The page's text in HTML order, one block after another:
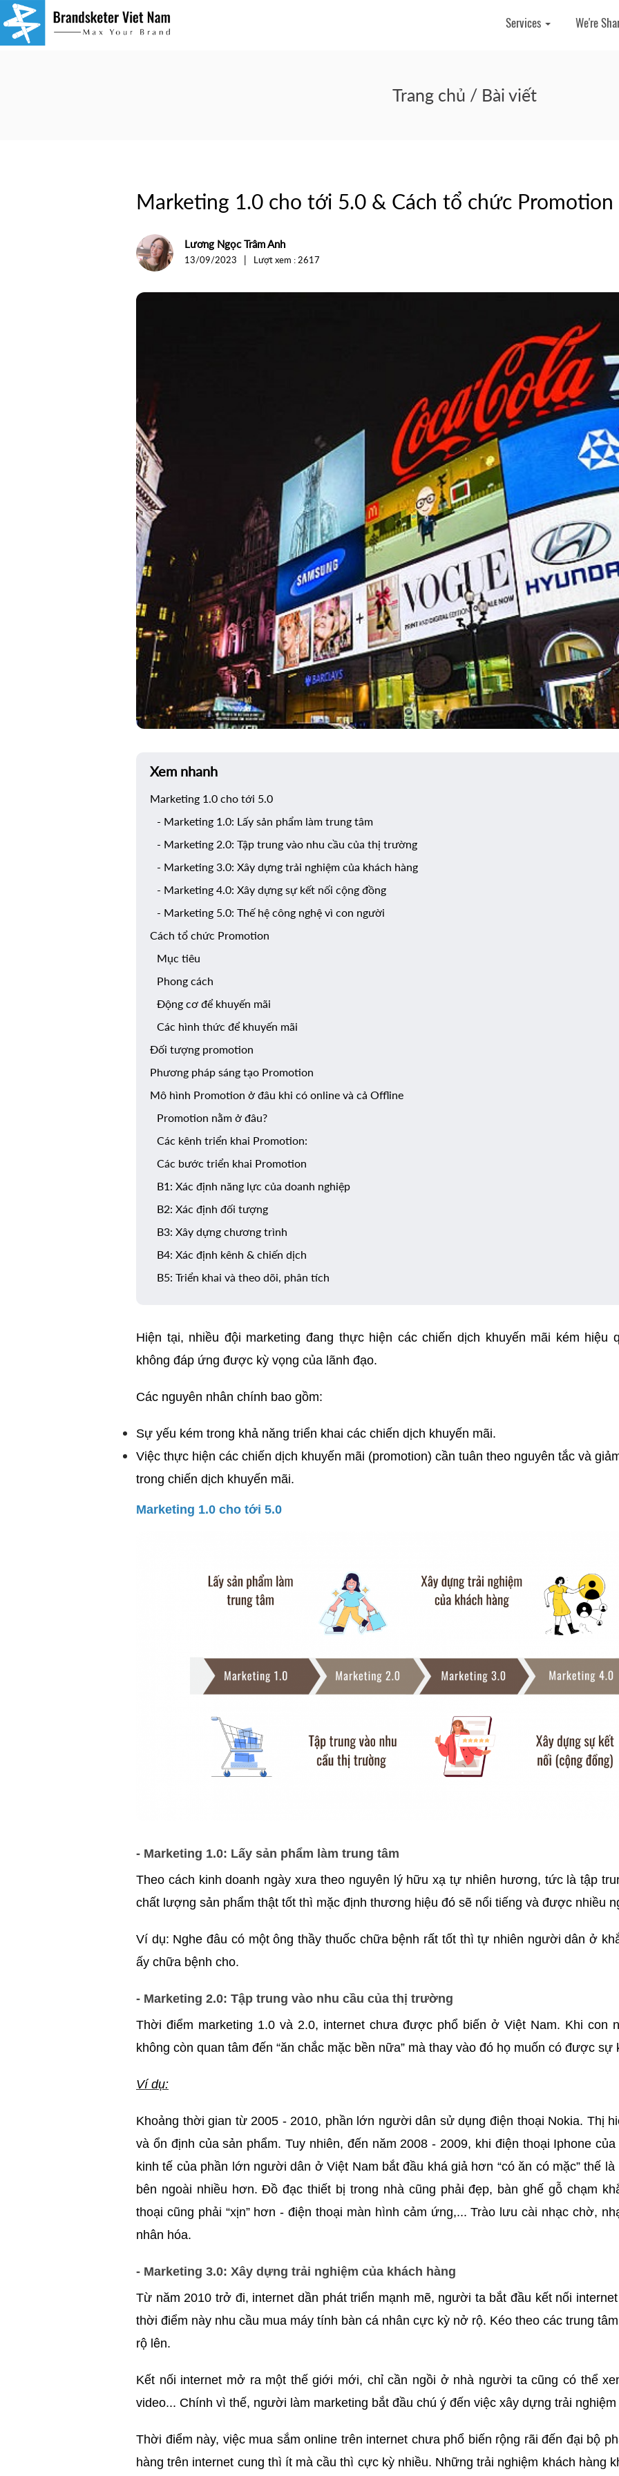
Services We're
Trang chủ / Bài viết
Marketing 1.0 cho tới 5.0 & Cách tổ chức Promotion
Lương Ngọc Trâm Anh
13/09/2023 | Lượt xem : 2617
Xem nhanh
Marketing 1.0 cho tới 5.0
- Marketing 1.0: Lấy sản phẩm làm trung tâm
- Marketing 2.0: Tập trung vào nhu cầu của thị trường
- Marketing 3.0: Xây dựng trải nghiệm của khách hàng
- Marketing 4.0: Xây dựng sự kết nối cộng đồng
- Marketing 5.0: Thế hệ công nghệ vì con người
Cách tổ chức Promotion
Mục tiêu
Phong cách
Động cơ để khuyến mãi
Các hình thức để khuyến mãi
Đối tượng promotion
Phương pháp sáng tạo Promotion
Mô hình Promotion ở đâu khi có online và cả Offline
Promotion nằm ở đâu?
Các kênh triển khai Promotion:
Các bước triển khai Promotion
B1: Xác định năng lực của doanh nghiệp
B2: Xác định đối tượng
B3: Xây dựng chương trình
B4: Xác định kênh & chiến dịch
B5: Triển khai và theo dõi, phân tích
Hiện tại, nhiều đội marketing đang thực hiện các chiến dịch khuyến mãi kém hiệu
không đáp ứng được kỳ vọng của lãnh đạo.
Các nguyên nhân chính bao gồm:
Sự yếu kém trong khả năng triển khai các chiến dịch khuyến mãi.
Việc thực hiện các chiến dịch khuyến mãi (promotion) cần tuân theo nguyên tắc và
trong chiến dịch khuyến mãi.
Marketing 1.0 cho tới 5.0
- Marketing 1.0: Lấy sản phẩm làm trung tâm
Theo cách kinh doanh ngày xưa theo nguyên lý hữu xạ tự nhiên hương, tức là tập
chất lượng sản phẩm thật tốt thì mặc định thương hiệu đó sẽ nổi tiếng và được nhiều
Ví dụ: Nghe đâu có một ông thầy thuốc chữa bệnh rất tốt thì tự nhiên người dân ở
ấy chữa bệnh cho.
- Marketing 2.0: Tập trung vào nhu cầu của thị trường
Thời điểm marketing 1.0 và 2.0, internet chưa được phổ biến ở Việt Nam. Khi con
không còn quan tâm đến “ăn chắc mặc bền nữa” mà thay vào đó họ muốn có được
Ví dụ:
Khoảng thời gian từ 2005 - 2010, phần lớn người dân sử dụng điện thoại Nokia. Thị
và ổn định của sản phẩm. Tuy nhiên, đến năm 2008 - 2009, khi điện thoại Iphone
kinh tế của phần lớn người dân ở Việt Nam bắt đầu khá giả hơn “có ăn có mặc” thế
bên ngoài nhiều hơn. Đồ đạc thiết bị trong nhà cũng phải đẹp, bàn ghế gỗ chạm
thoại cũng phải “xịn” hơn - điện thoại màn hình cảm ứng,... Trào lưu cài nhạc chờ,
nhân hóa.
- Marketing 3.0: Xây dựng trải nghiệm của khách hàng
Từ năm 2010 trở đi, internet dần phát triển mạnh mẽ, người ta bắt đầu kết nối
thời điểm này nhu cầu mua máy tính bàn cá nhân cực kỳ nở rộ. Kéo theo các trung
rộ lên.
Kết nối internet mở ra một thế giới mới, chỉ cần ngồi ở nhà người ta cũng có thể
video... Chính vì thế, người làm marketing bắt đầu chú ý đến việc xây dựng trải
Thời điểm này, việc mua sắm online trên internet chưa phổ biến rộng rãi đến đại bộ
hàng trên internet cung thì ít mà cầu thì cực kỳ nhiều. Những trải nghiệm khách hàng